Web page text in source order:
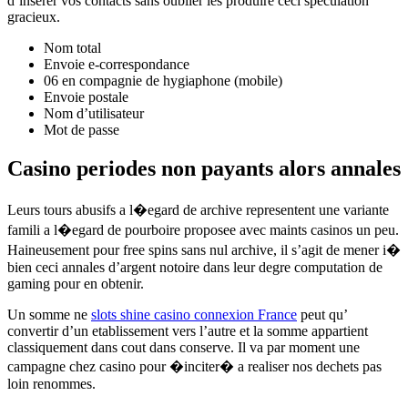
gracieux.
Nom total
Envoie e-correspondance
06 en compagnie de hygiaphone (mobile)
Envoie postale
Nom d’utilisateur
Mot de passe
Casino periodes non payants alors annales
Leurs tours abusifs a l�egard de archive representent une variante
famili a l�egard de pourboire proposee avec maints casinos un peu.
Haineusement pour free spins sans nul archive, il s’agit de mener i�
bien ceci annales d’argent notoire dans leur degre computation de
gaming pour en obtenir.
Un somme ne slots shine casino connexion France peut qu’
convertir d’un etablissement vers l’autre et la somme appartient
classiquement dans cout dans conserve. Il va par moment une
campagne chez casino pour �inciter� a realiser nos dechets pas
loin renommes.